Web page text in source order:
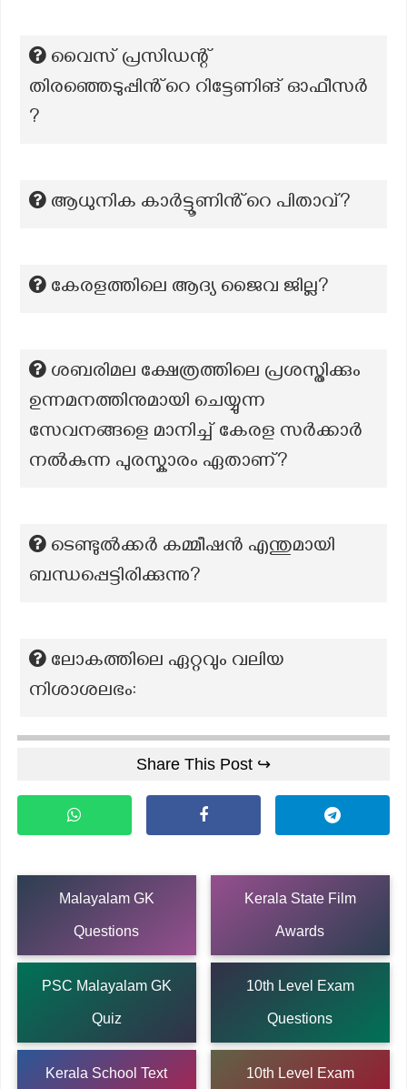
വൈസ് പ്രസിഡന്റ്
തിരഞ്ഞെടുപ്പിൻ്റെ റിട്ടേണിങ് ഓഫീസർ
?
ആധുനിക കാർട്ടൂണിൻ്റെ പിതാവ്?
കേരളത്തിലെ ആദ്യ ജൈവ ജില്ല?
ശബരിമല ക്ഷേത്രത്തിലെ പ്രശസ്തിക്കും
ഉന്നമനത്തിനുമായി ചെയ്യുന്ന
സേവനങ്ങളെ മാനിച്ച് കേരള സർക്കാർ
നൽകുന്ന പുരസ്കാരം ഏതാണ്?
ടെണ്ടുൽക്കർ കമ്മീഷൻ എന്തുമായി
ബന്ധപ്പെട്ടിരിക്കുന്നു?
ലോകത്തിലെ ഏറ്റവും വലിയ
നിശാശലഭം:
Share This Post ↪
Malayalam GK
Questions
Kerala State Film
Awards
PSC Malayalam GK
Quiz
10th Level Exam
Questions
Kerala School Text 10th Level Exam